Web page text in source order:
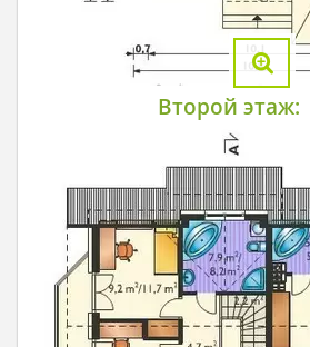
Второй этаж: